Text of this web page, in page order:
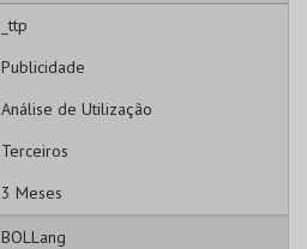
_ttp
Publicidade
Análise de Utilização
Terceiros
3 Meses
BOLLang